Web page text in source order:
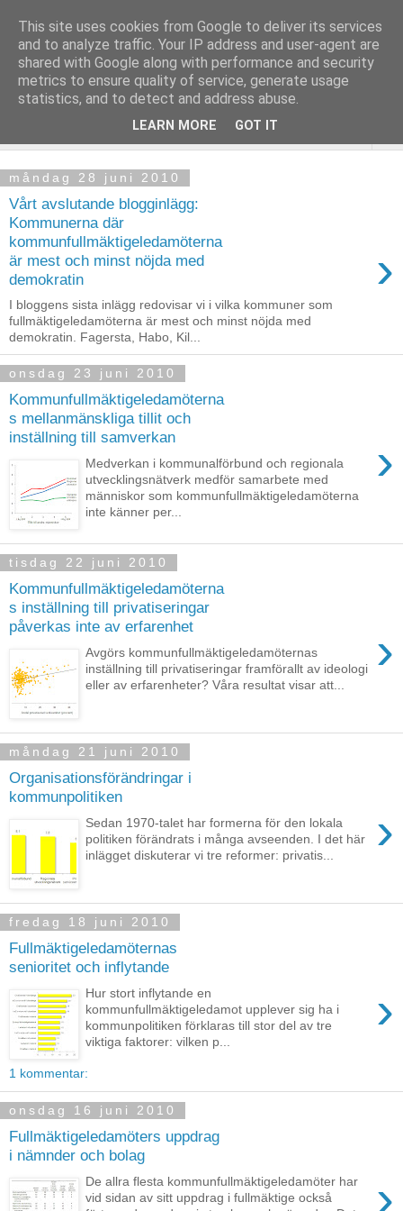
måndag 28 juni 2010
Vårt avslutande blogginlägg:
Kommunerna där
kommunfullmäktigeledamöterna
är mest och minst nöjda med
demokratin
›
I bloggens sista inlägg redovisar vi i vilka kommuner som
fullmäktigeledamöterna är mest och minst nöjda med
demokratin. Fagersta, Habo, Kil...
onsdag 23 juni 2010
Kommunfullmäktigeledamöterna
s mellanmänskliga tillit och
inställning till samverkan
›
Medverkan i kommunalförbund och regionala
utvecklingsnätverk medför samarbete med
människor som kommunfullmäktigeledamöterna
inte känner per...
tisdag 22 juni 2010
Kommunfullmäktigeledamöterna
s inställning till privatiseringar
påverkas inte av erfarenhet
›
Avgörs kommunfullmäktigeledamöternas
inställning till privatiseringar framförallt av ideologi
eller av erfarenheter? Våra resultat visar att...
måndag 21 juni 2010
Organisationsförändringar i
kommunpolitiken
›
Sedan 1970-talet har formerna för den lokala
politiken förändrats i många avseenden. I det här
inlägget diskuterar vi tre reformer: privatis...
fredag 18 juni 2010
Fullmäktigeledamöternas
senioritet och inflytande
›
Hur stort inflytande en
kommunfullmäktigeledamot upplever sig ha i
kommunpolitiken förklaras till stor del av tre
viktiga faktorer: vilken p...
1 kommentar:
onsdag 16 juni 2010
Fullmäktigeledamöters uppdrag
i nämnder och bolag
›
De allra flesta kommunfullmäktigeledamöter har
vid sidan av sitt uppdrag i fullmäktige också
This site uses cookies from Google to deliver its services
and to analyze traffic. Your IP address and user-agent are
shared with Google along with performance and security
metrics to ensure quality of service, generate usage
statistics, and to detect and address abuse.
LEARN MORE GOT IT